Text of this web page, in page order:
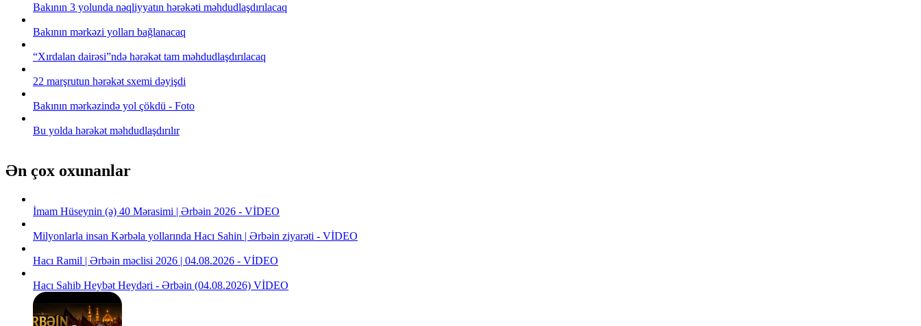
Bakının 3 yolunda nəqliyyatın hərəkəti məhdudlaşdırılacaq
Bakının mərkəzi yolları bağlanacaq
“Xırdalan dairəsi”ndə hərəkət tam məhdudlaşdırılacaq
22 marşrutun hərəkət sxemi dəyişdi
Bakının mərkəzində yol çökdü - Foto
Bu yolda hərəkət məhdudlaşdırılır
Ən çox oxunanlar
İmam Hüseynin (ə) 40 Mərasimi | Ərbəin 2026 - VİDEO
Milyonlarla insan Kərbəla yollarında Hacı Sahin | Ərbəin ziyarəti - VİDEO
Hacı Ramil | Ərbəin məclisi 2026 | 04.08.2026 - VİDEO
Hacı Sahib Heybət Heydəri - Ərbəin (04.08.2026) VİDEO